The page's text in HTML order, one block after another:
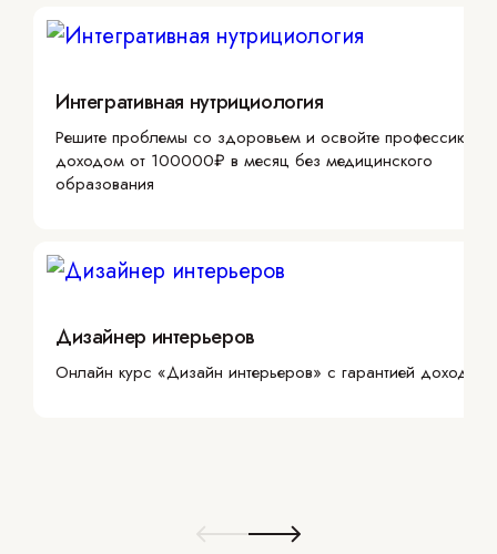
Интегративная нутрициология
Решите проблемы со здоровьем и освойте профессию с
доходом от 100000₽ в месяц без медицинского
образования
Дизайнер интерьеров
Онлайн курс «Дизайн интерьеров» с гарантией дохода